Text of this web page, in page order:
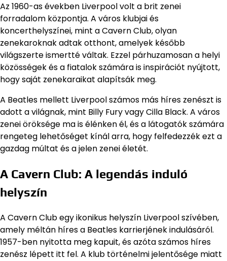
Az 1960-as években Liverpool volt a brit zenei
forradalom központja. A város klubjai és
koncerthelyszínei, mint a Cavern Club, olyan
zenekaroknak adtak otthont, amelyek később
világszerte ismertté váltak. Ezzel párhuzamosan a helyi
közösségek és a fiatalok számára is inspirációt nyújtott,
hogy saját zenekaraikat alapítsák meg.
A Beatles mellett Liverpool számos más híres zenészt is
adott a világnak, mint Billy Fury vagy Cilla Black. A város
zenei öröksége ma is élénken él, és a látogatók számára
rengeteg lehetőséget kínál arra, hogy felfedezzék ezt a
gazdag múltat és a jelen zenei életét.
A Cavern Club: A legendás induló
helyszín
A Cavern Club egy ikonikus helyszín Liverpool szívében,
amely méltán híres a Beatles karrierjének indulásáról.
1957-ben nyitotta meg kapuit, és azóta számos híres
zenész lépett itt fel. A klub történelmi jelentősége miatt